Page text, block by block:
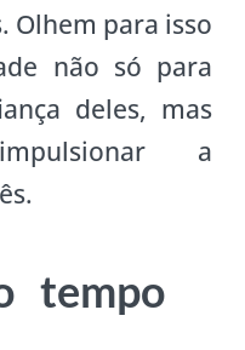
Olhem para isso
não só para
deles, mas
a
tempo